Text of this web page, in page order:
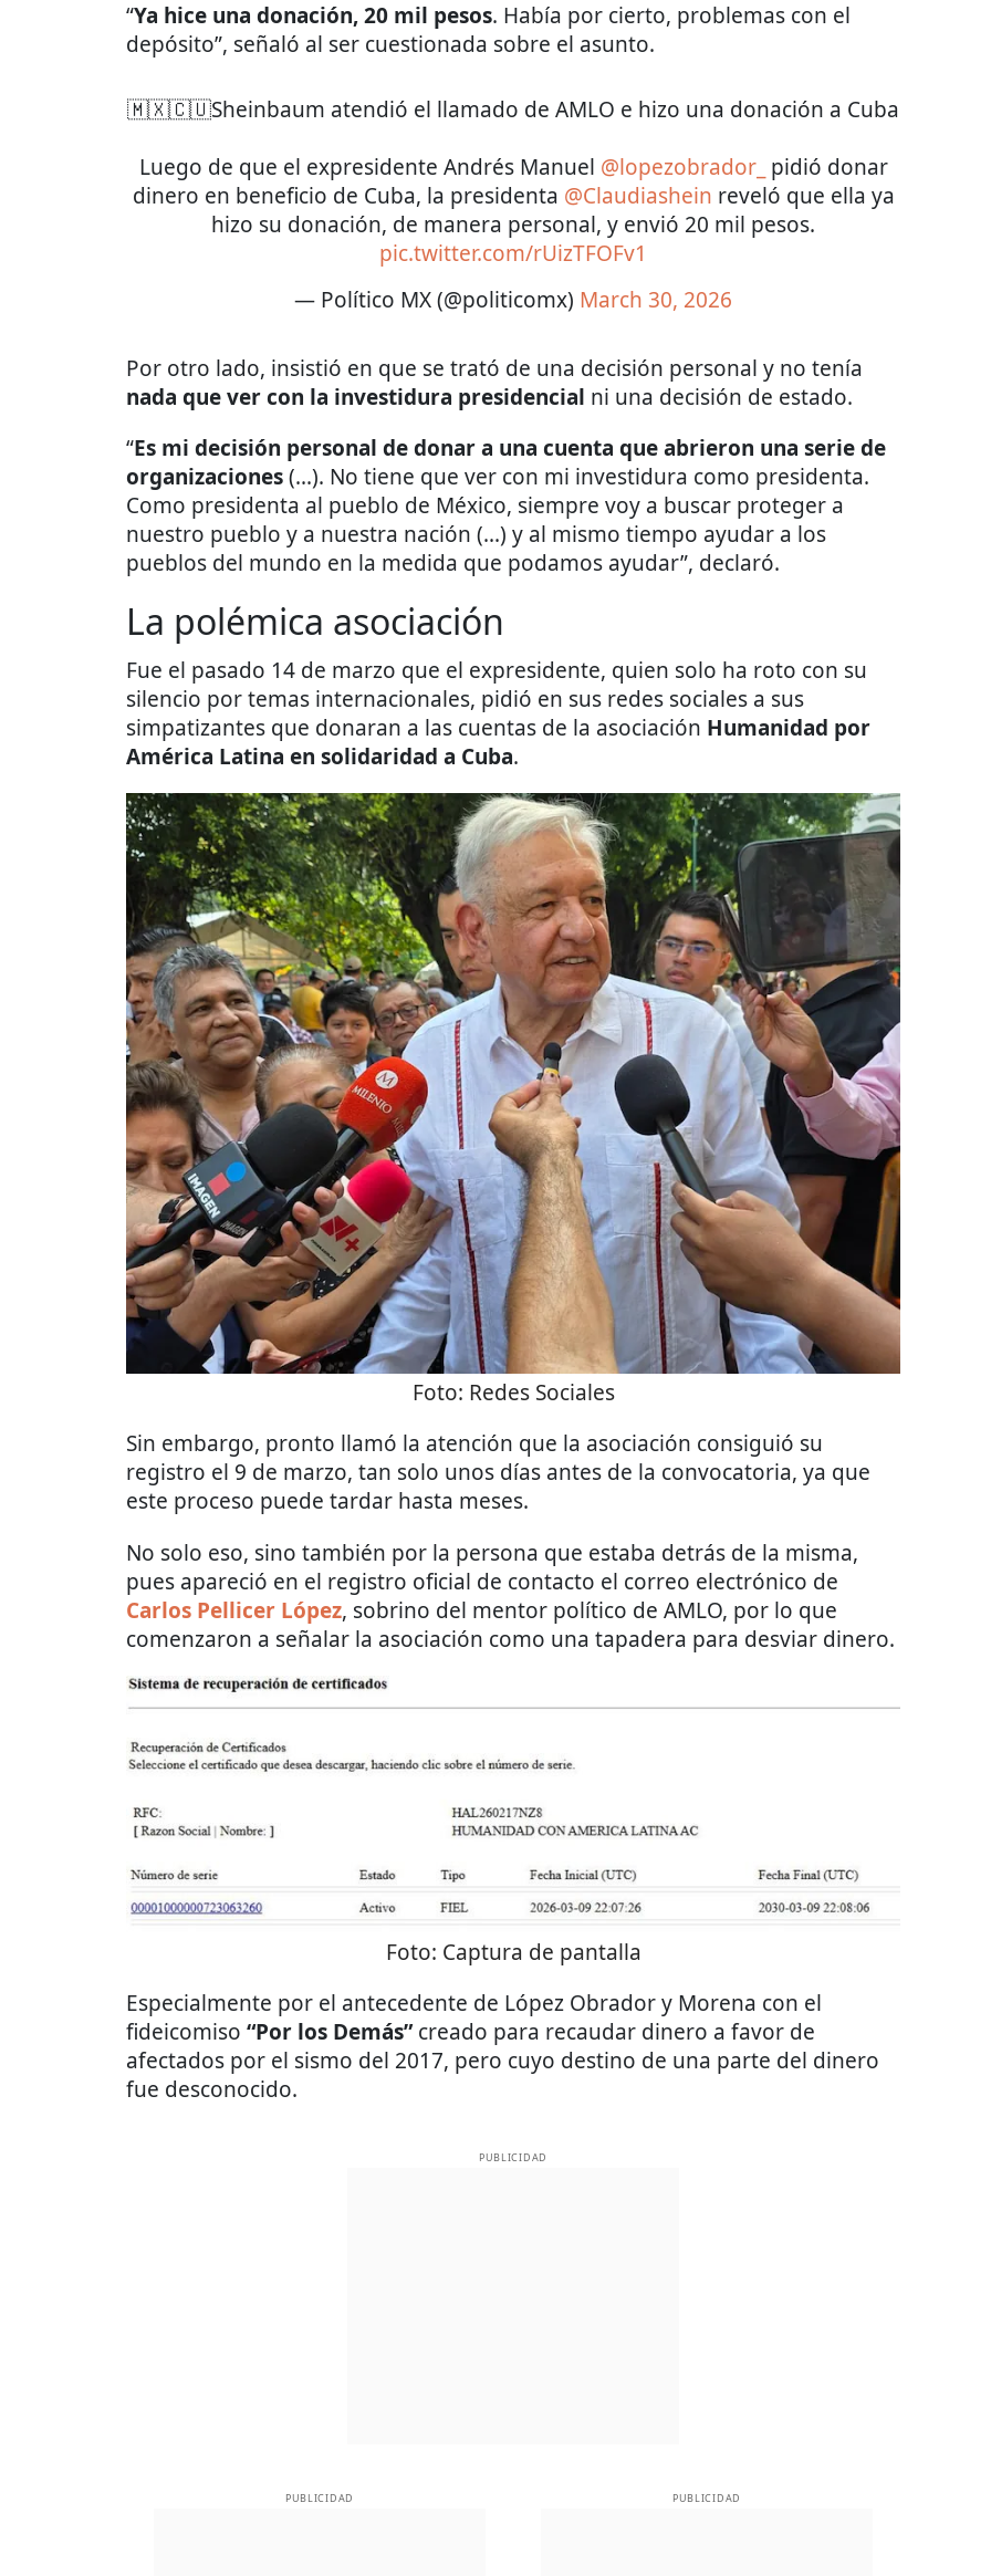
“Ya hice una donación, 20 mil pesos. Había por cierto, problemas con el
depósito”, señaló al ser cuestionada sobre el asunto.
🇲🇽🇨🇺Sheinbaum atendió el llamado de AMLO e hizo una donación a Cuba
Luego de que el expresidente Andrés Manuel @lopezobrador_ pidió donar
dinero en beneficio de Cuba, la presidenta @Claudiashein reveló que ella ya
hizo su donación, de manera personal, y envió 20 mil pesos.
pic.twitter.com/rUizTFOFv1
— Político MX (@politicomx) March 30, 2026
Por otro lado, insistió en que se trató de una decisión personal y no tenía
nada que ver con la investidura presidencial ni una decisión de estado.
“Es mi decisión personal de donar a una cuenta que abrieron una serie de
organizaciones(...). No tiene que ver con mi investidura como presidenta.
Como presidenta al pueblo de México, siempre voy a buscar proteger a
nuestro pueblo y a nuestra nación (...) y al mismo tiempo ayudar a los
pueblos del mundo en la medida que podamos ayudar”, declaró.
La polémica asociación
Fue el pasado 14 de marzo que el expresidente, quien solo ha roto con su
silencio por temas internacionales, pidió en sus redes sociales a sus
simpatizantes que donaran a las cuentas de la asociación Humanidad por
América Latina en solidaridad a Cuba.
Foto: Redes Sociales
Sin embargo, pronto llamó la atención que la asociación consiguió su
registro el 9 de marzo, tan solo unos días antes de la convocatoria, ya que
este proceso puede tardar hasta meses.
No solo eso, sino también por la persona que estaba detrás de la misma,
pues apareció en el registro oficial de contacto el correo electrónico de
Carlos Pellicer López, sobrino del mentor político de AMLO, por lo que
comenzaron a señalar la asociación como una tapadera para desviar dinero.
Foto: Captura de pantalla
Especialmente por el antecedente de López Obrador y Morena con el
fideicomiso “Por los Demás”creado para recaudar dinero a favor de
afectados por el sismo del 2017, pero cuyo destino de una parte del dinero
fue desconocido.
PUBLICIDAD
PUBLICIDAD PUBLICIDAD